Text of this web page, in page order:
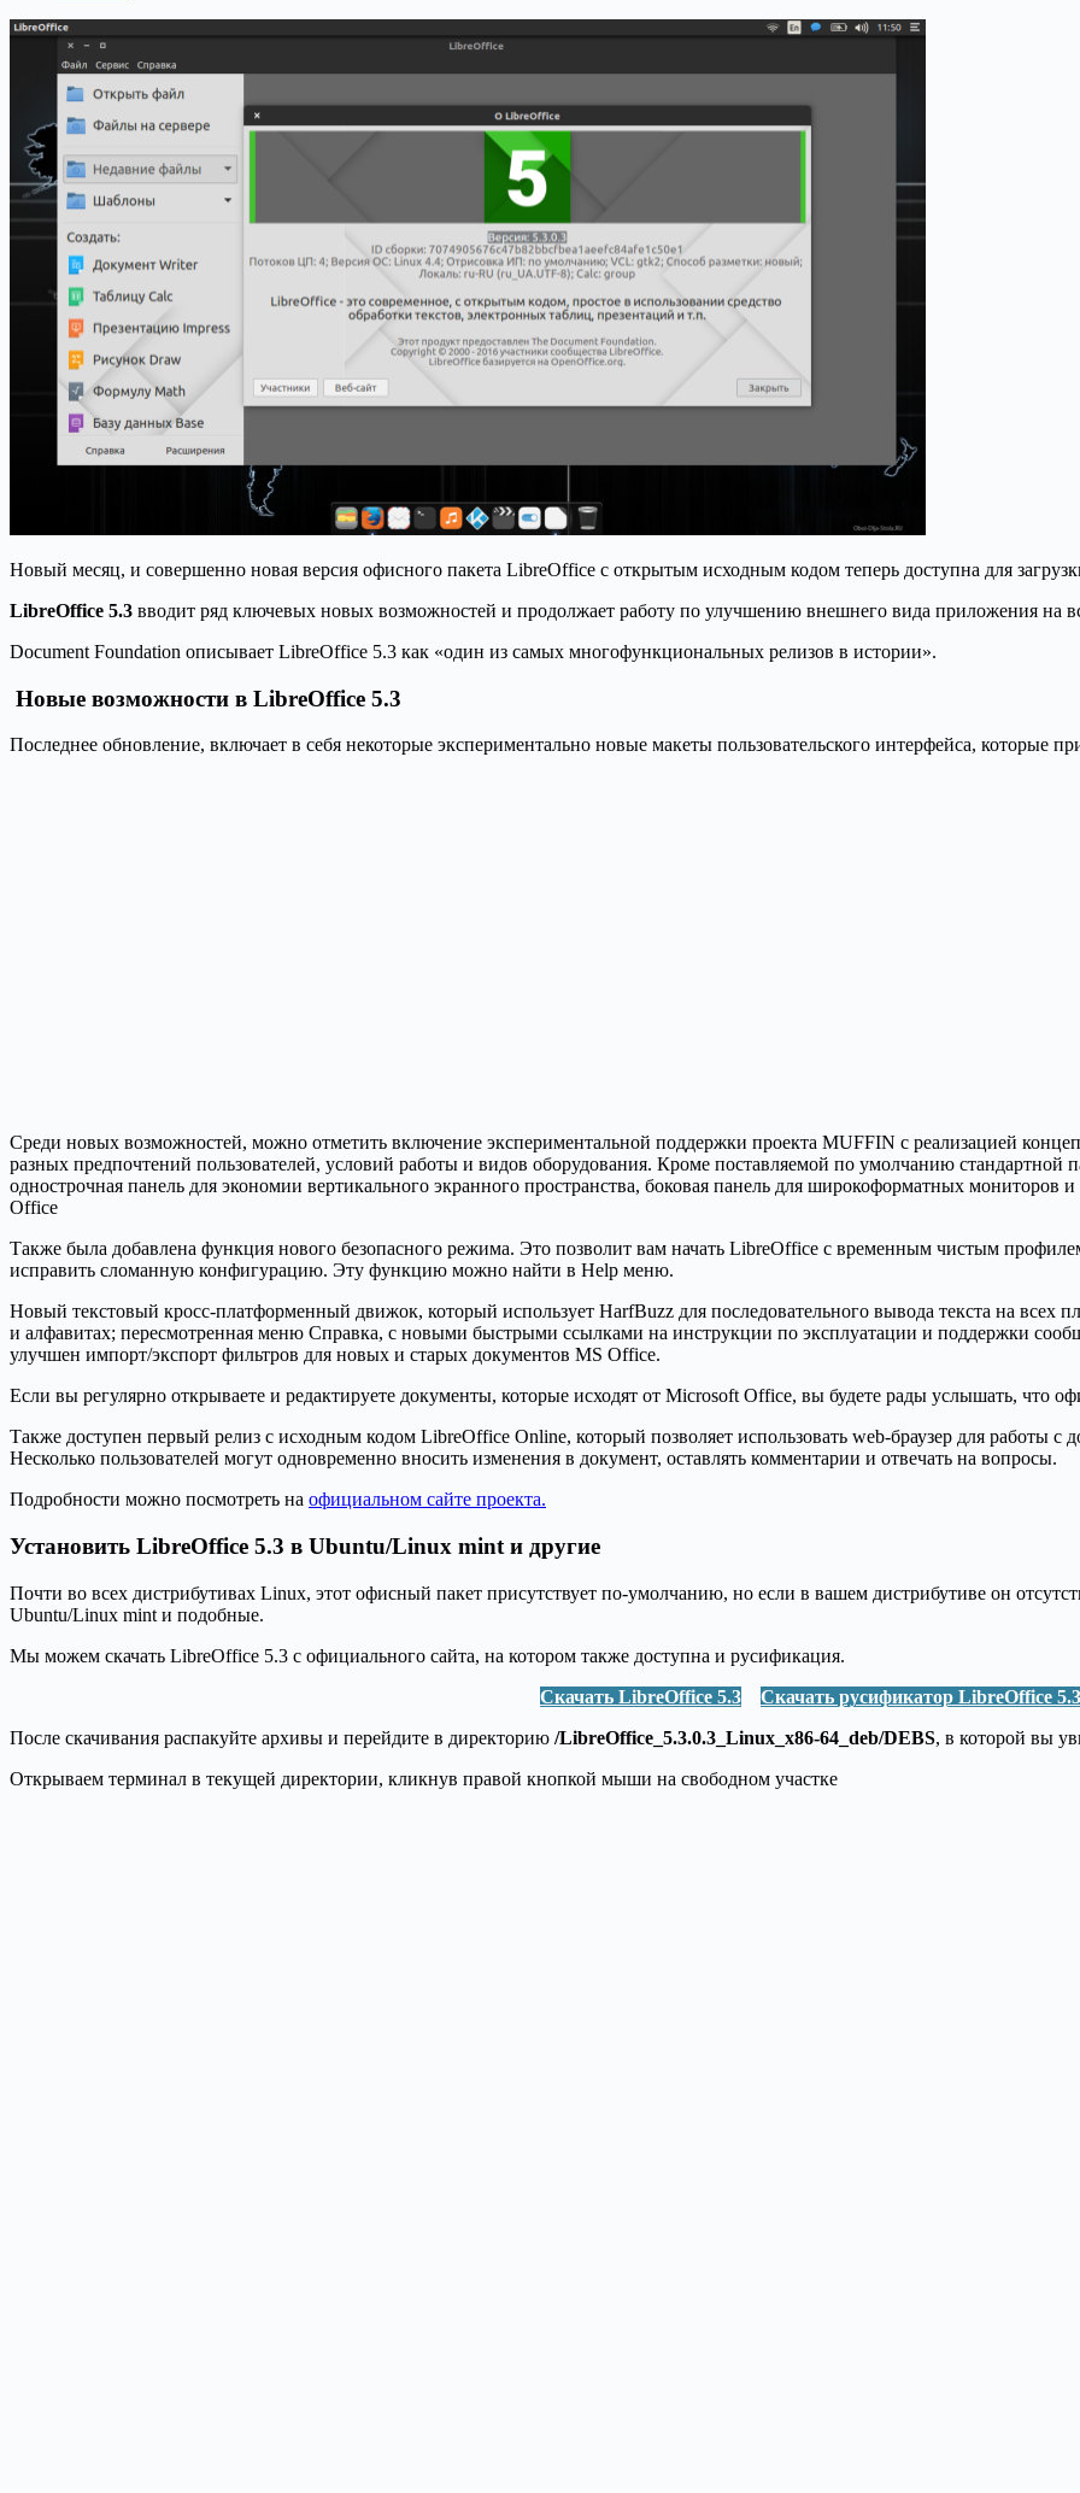
Новый месяц, и совершенно новая версия офисного пакета LibreOffice с открытым исходным кодом теперь доступна для
LibreOffice 5.3 вводит ряд ключевых новых возможностей и продолжает работу по улучшению внешнего вида приложения на
Document Foundation описывает LibreOffice 5.3 как «один из самых многофункциональных релизов в истории».
Новые возможности в LibreOffice 5.3
Последнее обновление, включает в себя некоторые экспериментально новые макеты пользовательского интерфейса, которые
Среди новых возможностей, можно отметить включение экспериментальной поддержки проекта MUFFIN c реализацией
разных предпочтений пользователей, условий работы и видов оборудования. Кроме поставляемой по умолчанию стандартной
однострочная панель для экономии вертикального экранного пространства, боковая панель для широкоформатных мониторов
Office
Также была добавлена функция нового безопасного режима. Это позволит вам начать LibreOffice с временным чистым
исправить сломанную конфигурацию. Эту функцию можно найти в Help меню.
Новый текстовый кросс-платформенный движок, который использует HarfBuzz для последовательного вывода текста на всех
и алфавитах; пересмотренная меню Справка, с новыми быстрыми ссылками на инструкции по эксплуатации и поддержки
улучшен импорт/экспорт фильтров для новых и старых документов MS Office.
Если вы регулярно открываете и редактируете документы, которые исходят от Microsoft Office, вы будете рады услышать, что
Также доступен первый релиз с исходным кодом LibreOffice Online, который позволяет использовать web-браузер для работы
Несколько пользователей могут одновременно вносить изменения в документ, оставлять комментарии и отвечать на вопросы.
Подробности можно посмотреть на официальном сайте проекта.
Установить LibreOffice 5.3 в Ubuntu/Linux mint и другие
Почти во всех дистрибутивах Linux, этот офисный пакет присутствует по-умолчанию, но если в вашем дистрибутиве он
Ubuntu/Linux mint и подобные.
Мы можем скачать LibreOffice 5.3 с официального сайта, на котором также доступна и русификация.
Скачать LibreOffice 5.3
Скачать русификатор LibreOffice 5.3
После скачивания распакуйте архивы и перейдите в директорию /LibreOffice_5.3.0.3_Linux_x86-64_deb/DEBS, в которой вы
Открываем терминал в текущей директории, кликнув правой кнопкой мыши на свободном участке